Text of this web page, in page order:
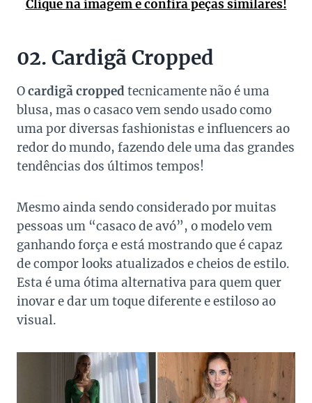
Clique na imagem e confira peças similares!
02. Cardigã Cropped
Ocardigã croppedtecnicamente não é uma
blusa, mas o casaco vem sendo usado como
uma por diversas fashionistas e influencers ao
redor do mundo, fazendo dele uma das grandes
tendências dos últimos tempos!
Mesmo ainda sendo considerado por muitas
pessoas um “casaco de avó”, o modelo vem
ganhando força e está mostrando que é capaz
de compor looks atualizados e cheios de estilo.
Esta é uma ótima alternativa para quem quer
inovar e dar um toque diferente e estiloso ao
visual.